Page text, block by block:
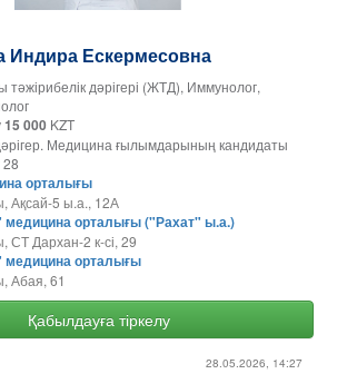
Индира Ескермесовна
дәрігері (ЖТД), Иммунолог,
15 000 KZT
Медицина ғылымдарының кандидаты
28
орталығы
Ақсай-5 ы.а., 12А
медицина орталығы ("Рахат" ы.а.)
СТ Дархан-2 к-сі, 29
медицина орталығы
Абая, 61
Қабылдауға тіркелу
28.05.2026, 14:27